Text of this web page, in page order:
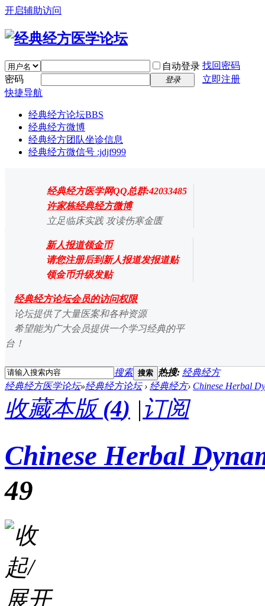
开启辅助访问
自动登录 找回密码
密码
登录
立即注册
快捷导航
经典经方论坛BBS
经典经方微博
经典经方团队坐诊信息
经典经方微信号 :jdjf999
经典经方医学网QQ总群:42033485
许家栋经典经方微博
立足临床实践 攻读伤寒金匮
新人报道领金币
请您注册后到新人报道发报道贴
领金币升级发贴
经典经方论坛会员的访问权限
论坛提供了大量医案和各种资源
希望能为广大会员提供一个学习经典的平
台！
搜索 搜索 热搜: 经典经方
经典经方医学论坛»经典经方论坛 › 经典经方› Chinese Herbal
收藏本版 (4) |订阅
Chinese Herbal
49